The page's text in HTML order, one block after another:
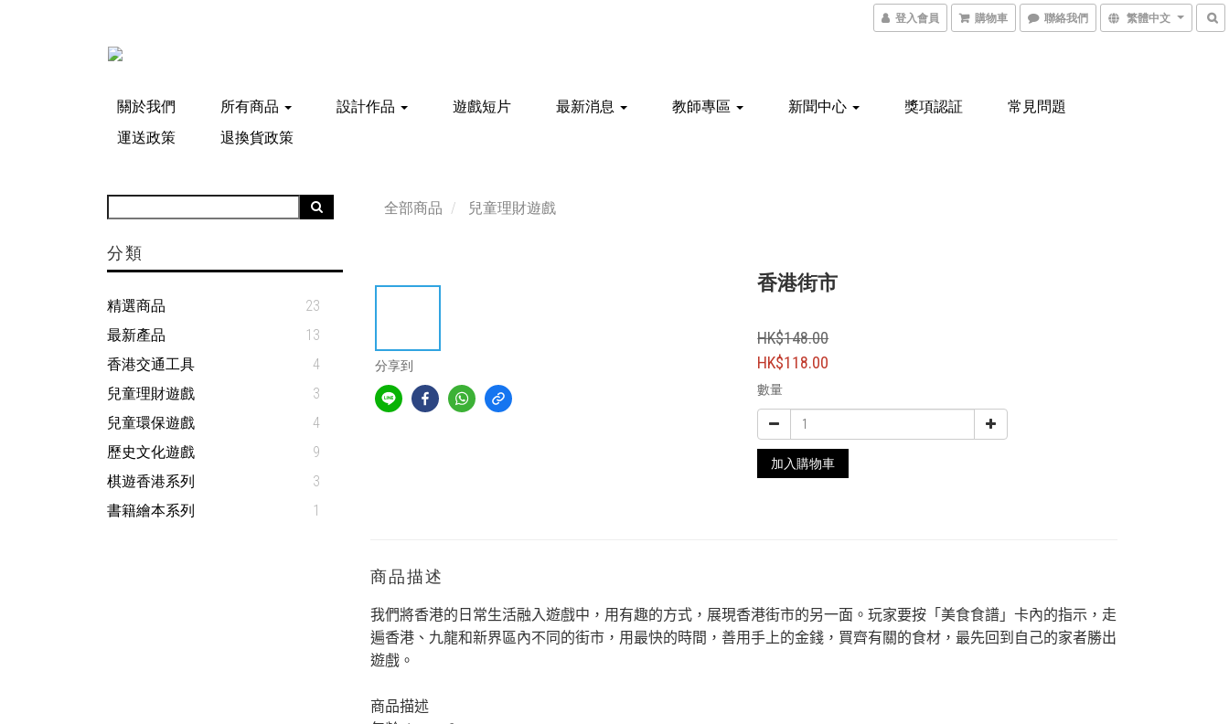
登入會員 購物車 聯絡我們 繁體中文
關於我們 所有商品 設計作品 遊戲短片 最新消息 教師專區 新聞中心 獎項認証
常見問題
運送政策
退換貨政策
分類
精選商品
23
最新產品
13
香港交通工具
4
兒童理財遊戲
3
兒童環保遊戲
4
歷史文化遊戲
9
棋遊香港系列
3
書籍繪本系列
1
全部商品 兒童理財遊戲
分享到
香港街市
HK$148.00
HK$118.00
數量
加入購物車
商品描述
我們將香港的日常生活融入遊戲中，用有趣的方式，展現香港街市的另一面。玩家要按「美食食譜」卡內的指示，走
遍香港、九龍和新界區內不同的街市，用最快的時間，善用手上的金錢，買齊有關的食材，最先回到自己的家者勝出
遊戲。
商品描述